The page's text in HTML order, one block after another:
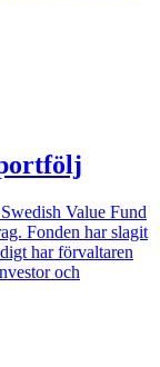
Value Fund
Fonden har slagit
har förvaltaren
och